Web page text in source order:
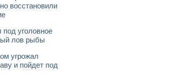
восстановили
уголовное
лов рыбы
угрожал
и пойдет под